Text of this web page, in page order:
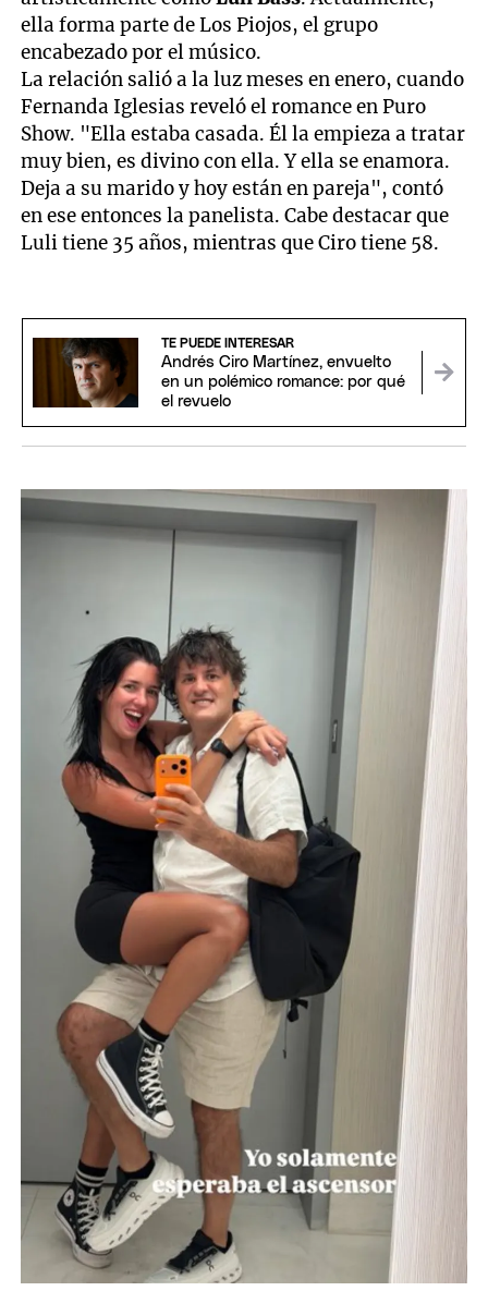
ella forma parte de Los Piojos, el grupo
encabezado por el músico.
La relación salió a la luz meses en enero, cuando
Fernanda Iglesias reveló el romance en Puro
Show. "Ella estaba casada. Él la empieza a tratar
muy bien, es divino con ella. Y ella se enamora.
Deja a su marido y hoy están en pareja", contó
en ese entonces la panelista. Cabe destacar que
Luli tiene 35 años, mientras que Ciro tiene 58.
TE PUEDE INTERESAR
Andrés Ciro Martínez, envuelto
en un polémico romance: por qué
el revuelo